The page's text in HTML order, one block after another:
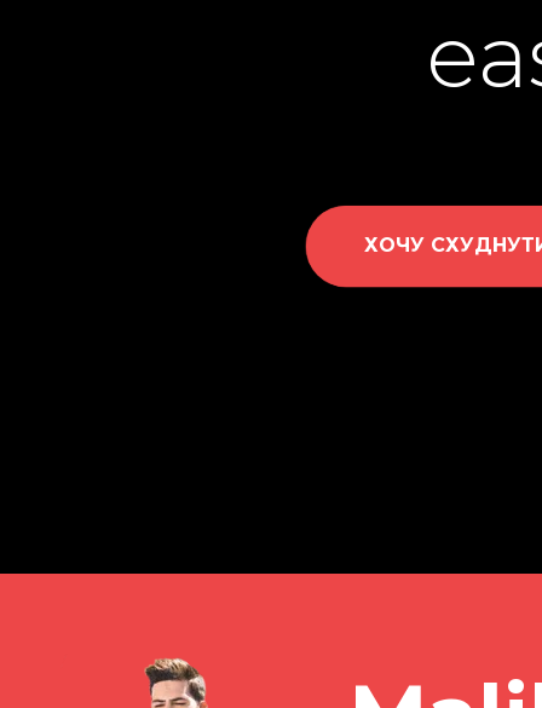
easy
ХОЧУ